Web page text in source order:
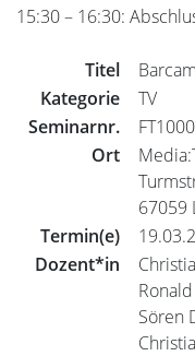
15:30 – 16:30:
Titel
Kategorie
TV
Seminarnr.
Ort
67059
Termin(e)
Dozent*in
Sören